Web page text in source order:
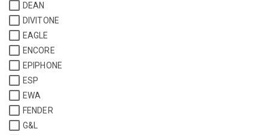
DEAN
DIVITONE
EAGLE
ENCORE
EPIPHONE
ESP
EWA
FENDER
G&L